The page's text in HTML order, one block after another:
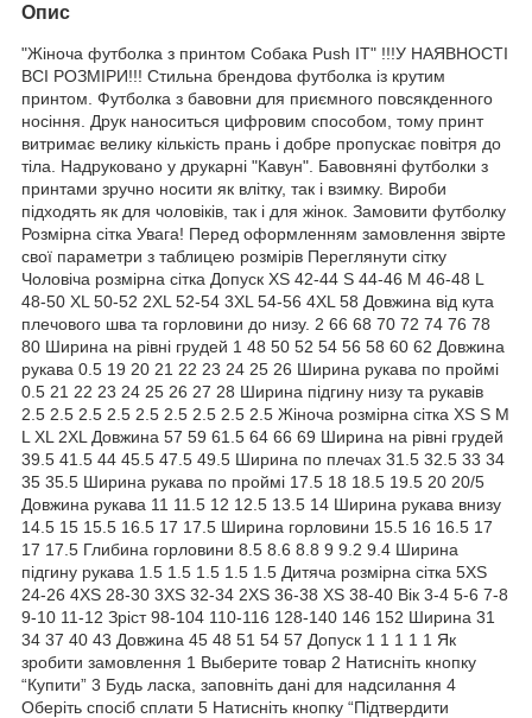
Опис
"Жіноча футболка з принтом Собака Push IT" !!!У НАЯВНОСТІ
ВСІ РОЗМІРИ!!! Стильна брендова футболка із крутим
принтом. Футболка з бавовни для приємного повсякденного
носіння. Друк наноситься цифровим способом, тому принт
витримає велику кількість прань і добре пропускає повітря до
тіла. Надруковано у друкарні "Кавун". Бавовняні футболки з
принтами зручно носити як влітку, так і взимку. Вироби
підходять як для чоловіків, так і для жінок. Замовити футболку
Розмірна сітка Увага! Перед оформленням замовлення звірте
свої параметри з таблицею розмірів Переглянути сітку
Чоловіча розмірна сітка Допуск XS 42-44 S 44-46 M 46-48 L
48-50 XL 50-52 2XL 52-54 3XL 54-56 4XL 58 Довжина від кута
плечового шва та горловини до низу. 2 66 68 70 72 74 76 78
80 Ширина на рівні грудей 1 48 50 52 54 56 58 60 62 Довжина
рукава 0.5 19 20 21 22 23 24 25 26 Ширина рукава по проймі
0.5 21 22 23 24 25 26 27 28 Ширина підгину низу та рукавів
2.5 2.5 2.5 2.5 2.5 2.5 2.5 2.5 2.5 Жіноча розмірна сітка XS S M
L XL 2XL Довжина 57 59 61.5 64 66 69 Ширина на рівні грудей
39.5 41.5 44 45.5 47.5 49.5 Ширина по плечах 31.5 32.5 33 34
35 35.5 Ширина рукава по проймі 17.5 18 18.5 19.5 20 20/5
Довжина рукава 11 11.5 12 12.5 13.5 14 Ширина рукава внизу
14.5 15 15.5 16.5 17 17.5 Ширина горловини 15.5 16 16.5 17
17 17.5 Глибина горловини 8.5 8.6 8.8 9 9.2 9.4 Ширина
підгину рукава 1.5 1.5 1.5 1.5 1.5 Дитяча розмірна сітка 5XS
24-26 4XS 28-30 3XS 32-34 2XS 36-38 XS 38-40 Вік 3-4 5-6 7-8
9-10 11-12 Зріст 98-104 110-116 128-140 146 152 Ширина 31
34 37 40 43 Довжина 45 48 51 54 57 Допуск 1 1 1 1 1 Як
зробити замовлення 1 Выберите товар 2 Натисніть кнопку
“Купити” 3 Будь ласка, заповніть дані для надсилання 4
Оберіть спосіб сплати 5 Натисніть кнопку “Підтвердити